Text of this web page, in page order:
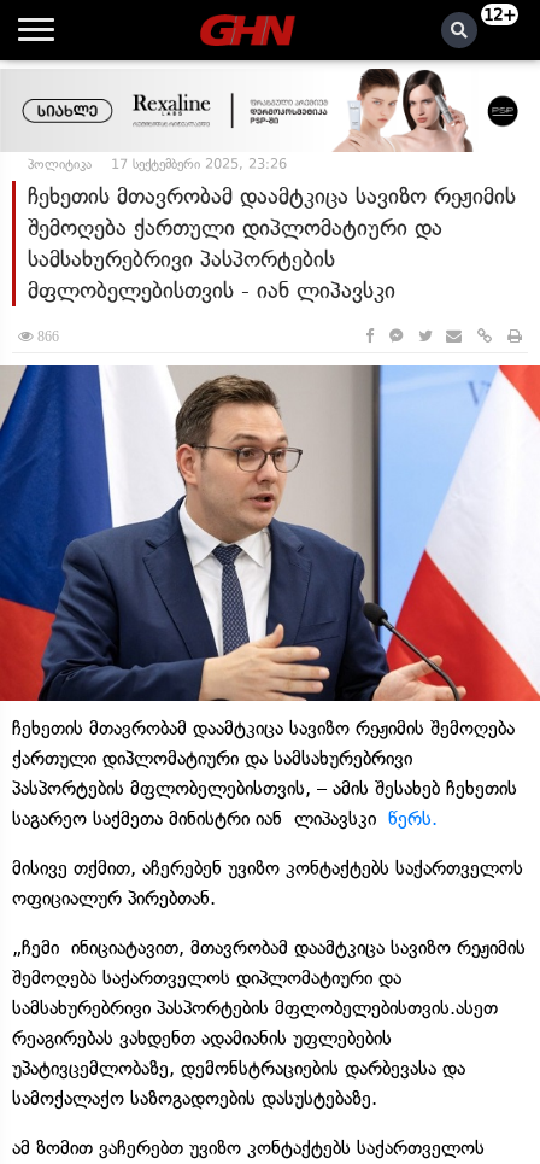
12+
პოლიტიკა 17 სექტემბერი 2025, 23:26
ჩეხეთის მთავრობამ დაამტკიცა სავიზო რეჟიმის
შემოღება ქართული დიპლომატიური და
სამსახურებრივი პასპორტების
მფლობელებისთვის - იან ლიპავსკი
866
ჩეხეთის მთავრობამ დაამტკიცა სავიზო რეჟიმის შემოღება
ქართული დიპლომატიური და სამსახურებრივი
პასპორტების მფლობელებისთვის, – ამის შესახებ ჩეხეთის
საგარეო საქმეთა მინისტრი იან ლიპავსკი წერს.
მისივე თქმით, აჩერებენ უვიზო კონტაქტებს საქართველოს
ოფიციალურ პირებთან.
„ჩემი ინიციატავით, მთავრობამ დაამტკიცა სავიზო რეჟიმის
შემოღება საქართველოს დიპლომატიური და
სამსახურებრივი პასპორტების მფლობელებისთვის.ასეთ
რეაგირებას ვახდენთ ადამიანის უფლებების
უპატივცემლობაზე, დემონსტრაციების დარბევასა და
სამოქალაქო საზოგადოების დასუსტებაზე.
ამ ზომით ვაჩერებთ უვიზო კონტაქტებს საქართველოს